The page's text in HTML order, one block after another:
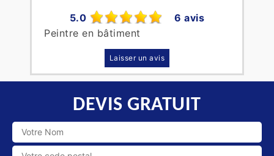
5.0
6 avis
Peintre en bâtiment
Laisser un avis
DEVIS GRATUIT